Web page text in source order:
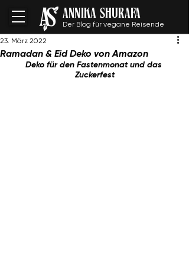
Der Blog für vegane Reisende
ANNIKA SHURAFA
Ramadan & Eid Deko von Amazon
23. März 2022
Deko für den Fastenmonat und das
Zuckerfest